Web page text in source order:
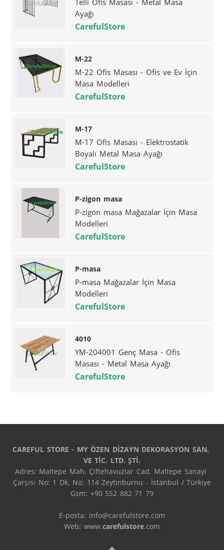
Ayağı
CarefulStore
M-22
M-22 Ofis Masası - Ofis ve Ev İçin
Masa Modelleri
CarefulStore
M-17
M-17 Ofis Masası - Elektrostatik
Boyalı Metal Masa Ayağı
CarefulStore
P-zigon masa
P-zigon masa Mağazalar İçin Masa
Modelleri
CarefulStore
P-masa
P-masa Mağazalar İçin Masa
Modelleri
CarefulStore
4010
YM-204001 Genç Masa - Ofis
Masası - Metal Masa Ayağı
CarefulStore
CAREFUL STORE - MY ÖZEN DİZAYN DEKORASYON SAN.
VE TİC. LTD. ŞTİ.
Adres: Maltepe Mah. Çiftehavuzlar Cad. Maltepe Sanayi
Çarşısı No: 1 Dk. No: 114 Zeytinburnu - İstanbul / Türkiye
Gsm: +90 552 882 71 79
E-posta: info@carefulstore.com
Web: www.carefulstore.com